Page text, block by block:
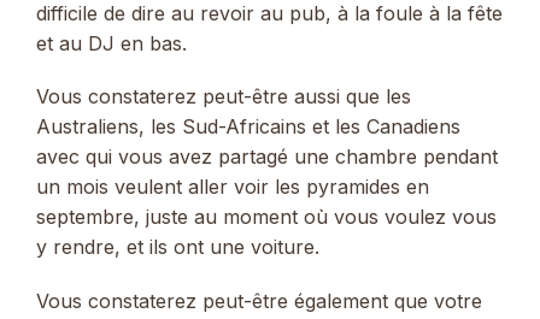
difficile de dire au revoir au pub, à la foule à la fête
et au DJ en bas.
Vous constaterez peut-être aussi que les
Australiens, les Sud-Africains et les Canadiens
avec qui vous avez partagé une chambre pendant
un mois veulent aller voir les pyramides en
septembre, juste au moment où vous voulez vous
y rendre, et ils ont une voiture.
Vous constaterez peut-être également que votre